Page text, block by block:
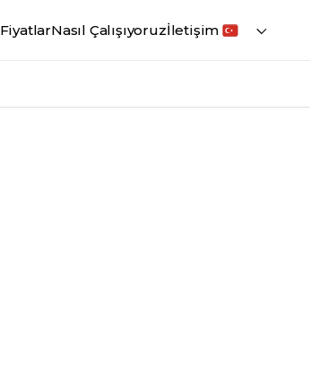
FiyatlarNasıl Çalışıyoruzİletişim